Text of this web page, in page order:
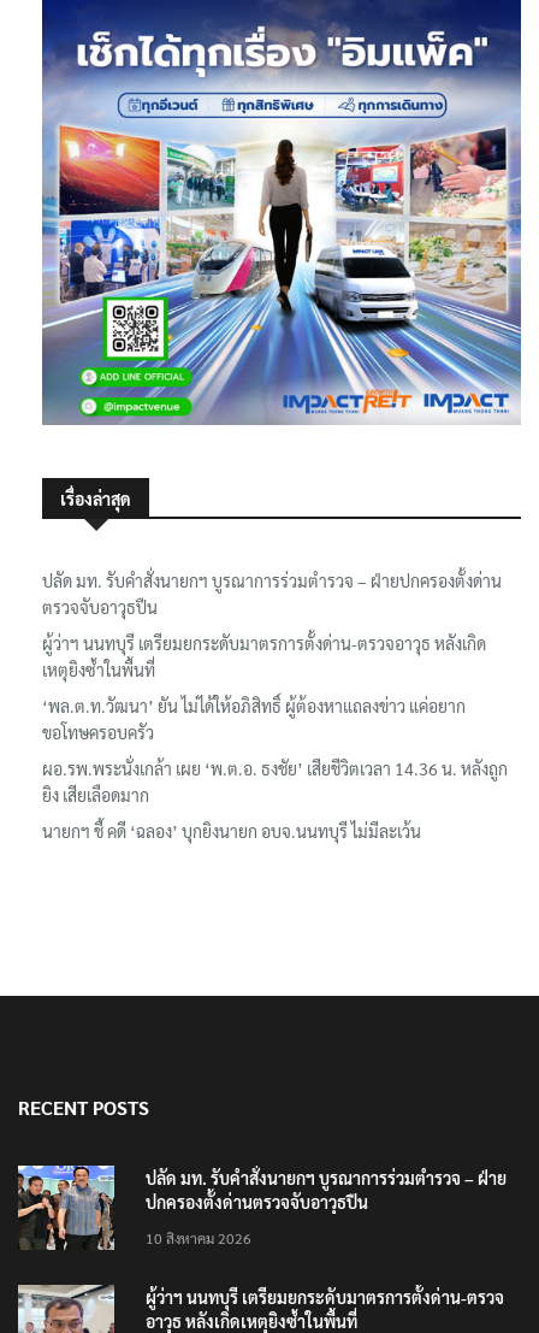
เรื่องล่าสุด
ปลัด มท. รับคำสั่งนายกฯ บูรณาการร่วมตำรวจ – ฝ่ายปกครองตั้งด่าน
ตรวจจับอาวุธปืน
ผู้ว่าฯ นนทบุรี เตรียมยกระดับมาตรการตั้งด่าน-ตรวจอาวุธ หลังเกิด
เหตุยิงซ้ำในพื้นที่
‘พล.ต.ท.วัฒนา’ ยัน ไม่ได้ให้อภิสิทธิ์ ผู้ต้องหาแถลงข่าว แค่อยาก
ขอโทษครอบครัว
ผอ.รพ.พระนั่งเกล้า เผย ‘พ.ต.อ. ธงชัย’ เสียชีวิตเวลา 14.36 น. หลังถูก
ยิง เสียเลือดมาก
นายกฯ ชี้ คดี ‘ฉลอง’ บุกยิงนายก อบจ.นนทบุรี ไม่มีละเว้น
RECENT POSTS
ปลัด มท. รับคำสั่งนายกฯ บูรณาการร่วมตำรวจ – ฝ่าย
ปกครองตั้งด่านตรวจจับอาวุธปืน
10 สิงหาคม 2026
ผู้ว่าฯ นนทบุรี เตรียมยกระดับมาตรการตั้งด่าน-ตรวจ
อาวุธ หลังเกิดเหตุยิงซ้ำในพื้นที่